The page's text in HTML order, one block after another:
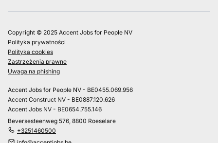
Copyright © 2025 Accent Jobs for People NV
Polityka prywatności
Polityka cookies
Zastrzeżenia prawne
Uwaga na phishing
Accent Jobs for People NV - BE0455.069.956
Accent Construct NV - BE0887.120.626
Accent Jobs NV - BE0654.755.146
Beversesteenweg 576, 8800 Roeselare
+3251460500